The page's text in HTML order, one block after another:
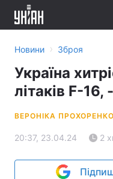
Новини › Зброя
Україна
літаків F-16,
ВЕРОНІКА ПРОХОРЕНКО
20:37, 23.04.24 2